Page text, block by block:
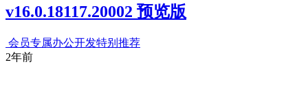
v16.0.18117.20002 预览版
会员专属办公开发特别推荐
2年前